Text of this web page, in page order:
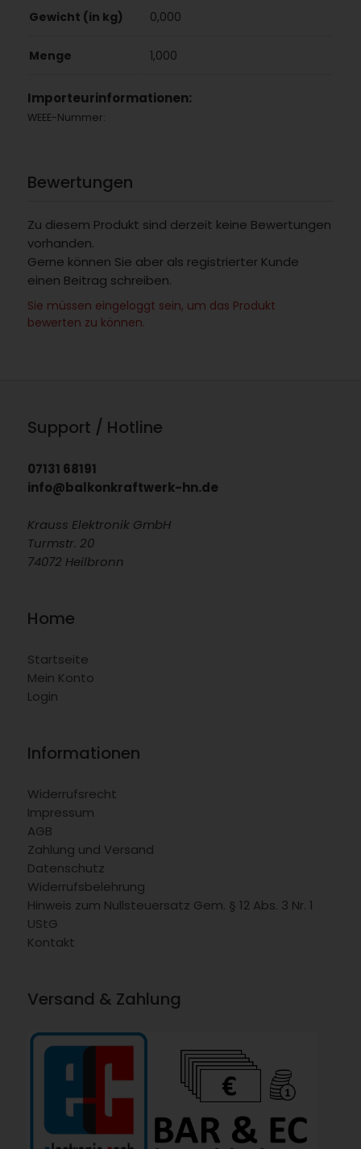
Gewicht (in kg) 0,000
Menge 1,000
Importeurinformationen:
WEEE-Nummer:
Bewertungen
Zu diesem Produkt sind derzeit keine Bewertungen
vorhanden.
Gerne können Sie aber als registrierter Kunde
einen Beitrag schreiben.
Sie müssen eingeloggt sein, um das Produkt
bewerten zu können.
Support / Hotline
07131 68191
info@balkonkraftwerk-hn.de
Krauss Elektronik GmbH
Turmstr. 20
74072 Heilbronn
Home
Startseite
Mein Konto
Login
Informationen
Widerrufsrecht
Impressum
AGB
Zahlung und Versand
Datenschutz
Widerrufsbelehrung
Hinweis zum Nullsteuersatz Gem. § 12 Abs. 3 Nr. 1
UStG
Kontakt
Versand & Zahlung